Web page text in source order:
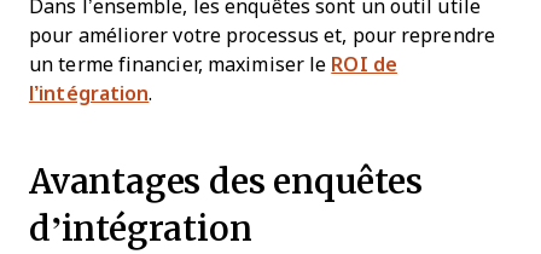
Dans l’ensemble, les enquêtes sont un outil utile
pour améliorer votre processus et, pour reprendre
un terme financier, maximiser le ROI de
l’intégration.
Avantages des enquêtes
d’intégration